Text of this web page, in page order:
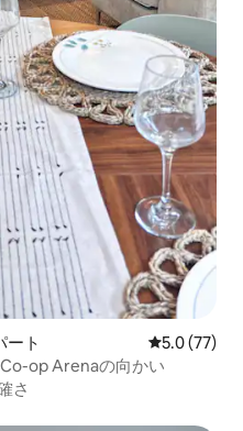
ート レビュー77
5.0 (77)
op Arenaの向かい
さ